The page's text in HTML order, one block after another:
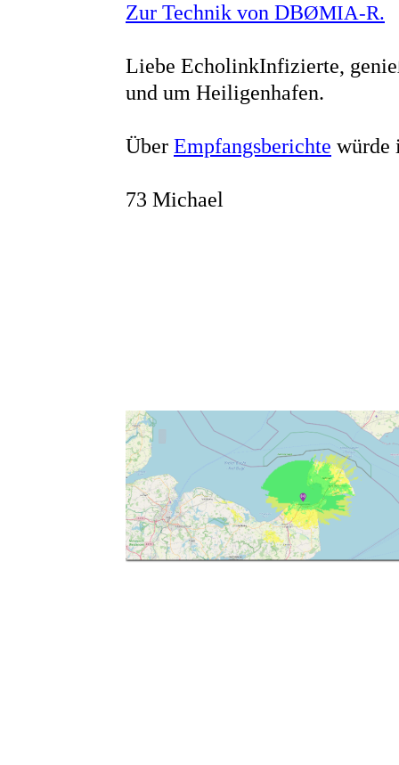
Zur Technik von DBØMIA-R.
Liebe EcholinkInfizierte,
und um Heiligenhafen.
Über Empfangsberichte würde
73 Michael